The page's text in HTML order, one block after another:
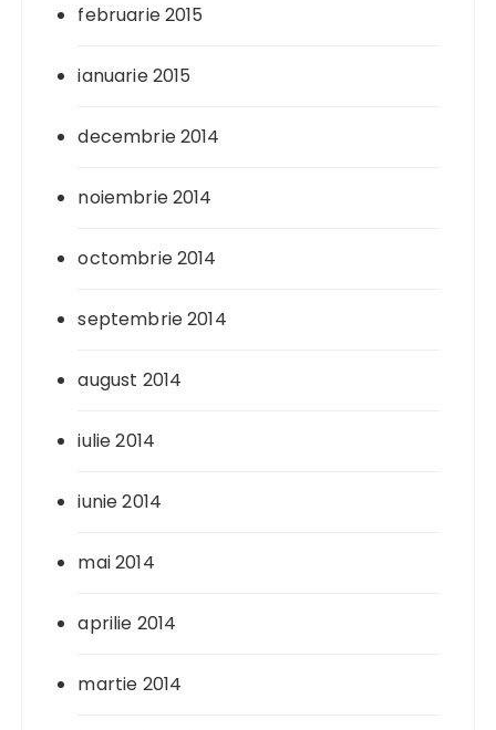
februarie 2015
ianuarie 2015
decembrie 2014
noiembrie 2014
octombrie 2014
septembrie 2014
august 2014
iulie 2014
iunie 2014
mai 2014
aprilie 2014
martie 2014